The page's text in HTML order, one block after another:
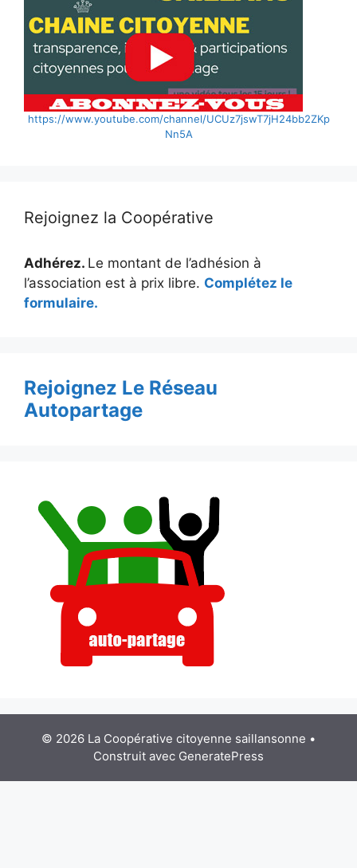
https://www.youtube.com/channel/UCUz7jswT7jH24bb2ZKp
Nn5A
Rejoignez la Coopérative
Adhérez. Le montant de l’adhésion à
l’association est à prix libre. Complétez le
formulaire.
Rejoignez Le Réseau
Autopartage
© 2026 La Coopérative citoyenne saillansonne •
Construit avec GeneratePress